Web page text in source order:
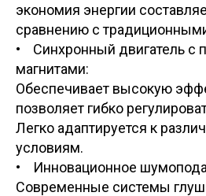
экономия энергии
сравнению с
• Синхронный двигатель с
магнитами:
Обеспечивает высокую
позволяет гибко
Легко адаптируется к
условиям.
• Инновационное
Современные системы